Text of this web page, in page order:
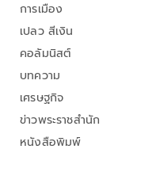
การเมือง
เปลว สีเงิน
คอลัมนิสต์
บทความ
เศรษฐกิจ
ข่าวพระราชสำนัก
หนังสือพิมพ์